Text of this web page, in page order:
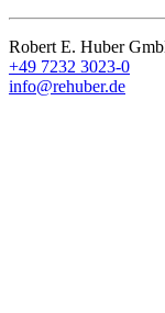
Robert E. Huber
+49 7232 3023-0
info@rehuber.de